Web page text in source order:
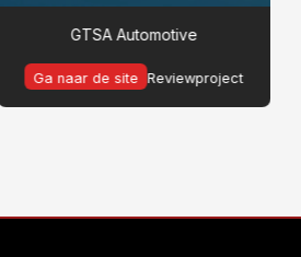
GTSA Automotive
Ga naar de site Reviewproject